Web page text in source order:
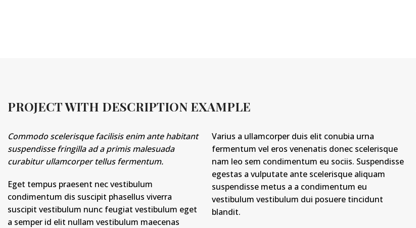
PROJECT WITH DESCRIPTION EXAMPLE
Commodo scelerisque facilisis enim ante habitant
suspendisse fringilla ad a primis malesuada
curabitur ullamcorper tellus fermentum.
Eget tempus praesent nec vestibulum
condimentum dis suscipit phasellus viverra
suscipit vestibulum nunc feugiat vestibulum eget
a semper id elit nullam vestibulum maecenas
Varius a ullamcorper duis elit conubia urna
fermentum vel eros venenatis donec scelerisque
nam leo sem condimentum eu sociis. Suspendisse
egestas a vulputate ante scelerisque aliquam
suspendisse metus a a condimentum eu
vestibulum vestibulum dui posuere tincidunt
blandit.